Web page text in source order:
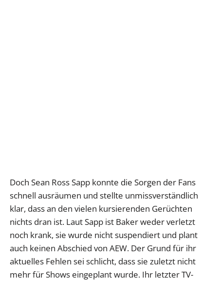
Doch Sean Ross Sapp konnte die Sorgen der Fans
schnell ausräumen und stellte unmissverständlich
klar, dass an den vielen kursierenden Gerüchten
nichts dran ist. Laut Sapp ist Baker weder verletzt
noch krank, sie wurde nicht suspendiert und plant
auch keinen Abschied von AEW. Der Grund für ihr
aktuelles Fehlen sei schlicht, dass sie zuletzt nicht
mehr für Shows eingeplant wurde. Ihr letzter TV-